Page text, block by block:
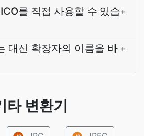
를 직접 사용할 수 있습+
대신 확장자의 이름을 바 +
타 변환기